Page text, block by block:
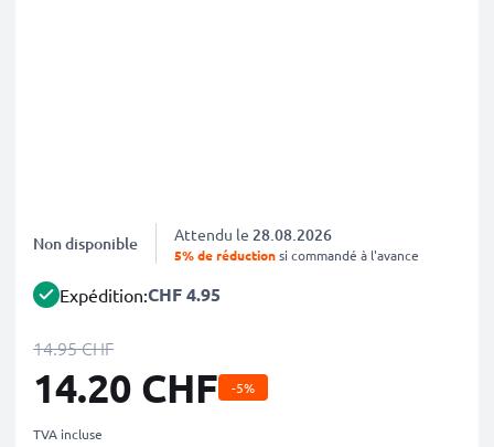
Non disponible Attendu le 28.08.2026
5% de réductionsi commandé à l'avance
Expédition:CHF 4.95
14.95 CHF
14.20 CHF -5%
TVA incluse